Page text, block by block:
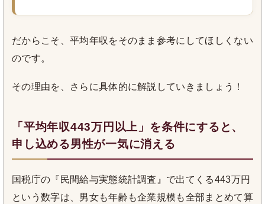
だからこそ、平均年収をそのまま参考にしてほしくない
のです。
その理由を、さらに具体的に解説していきましょう！
「平均年収443万円以上」を条件にすると、
申し込める男性が一気に消える
国税庁の『民間給与実態統計調査』で出てくる443万円
という数字は、男女も年齢も企業規模も全部まとめて算